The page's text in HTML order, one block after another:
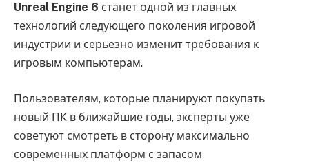
Unreal Engine 6 станет одной из главных
технологий следующего поколения игровой
индустрии и серьезно изменит требования к
игровым компьютерам.
Пользователям, которые планируют покупать
новый ПК в ближайшие годы, эксперты уже
советуют смотреть в сторону максимально
современных платформ с запасом